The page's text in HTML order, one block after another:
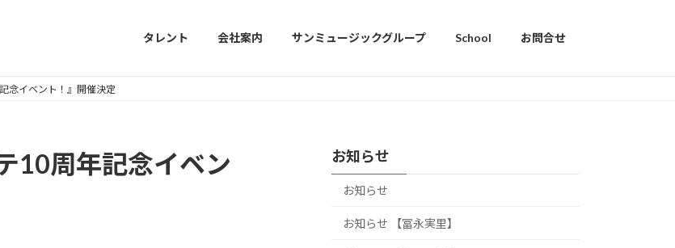
タレント 会社案内 サンミュージックグループ School お問合せ
念イベント！』開催決定
10周年記念イベン
お知らせ
お知らせ
お知らせ 【冨永実里】